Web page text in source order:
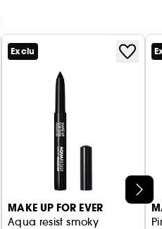
Exclu
MAKE UP FOR EVER
Aqua resist smoky